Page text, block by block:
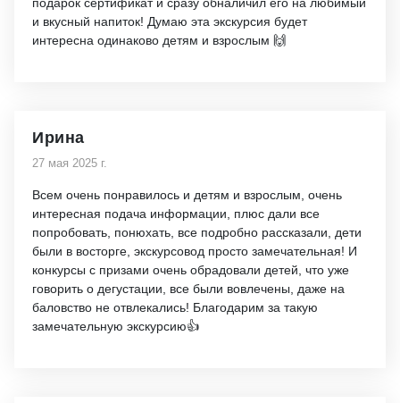
и вкусный напиток! Думаю эта экскурсия будет
интересна одинаково детям и взрослым 🙌
Ирина
27 мая 2025 г.
Всем очень понравилось и детям и взрослым, очень
интересная подача информации, плюс дали все
попробовать, понюхать, все подробно рассказали, дети
были в восторге, экскурсовод просто замечательная! И
конкурсы с призами очень обрадовали детей, что уже
говорить о дегустации, все были вовлечены, даже на
баловство не отвлекались! Благодарим за такую
замечательную экскурсию👍